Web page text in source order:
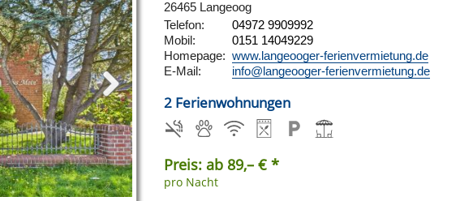
26465 Langeoog
Telefon:
04972 9909992
Mobil:
0151 14049229
Homepage: www.langeooger-ferienvermietung.de
E-Mail:
info@langeooger-ferienvermietung.de
2 Ferienwohnungen
Preis: ab 89,– € *
pro Nacht